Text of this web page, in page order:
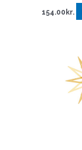
154.00kr.